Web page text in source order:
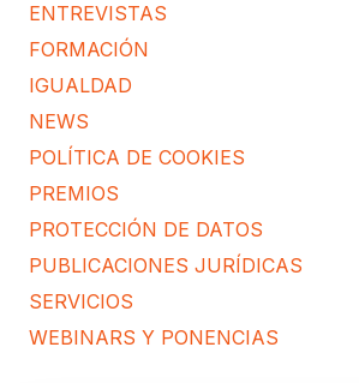
ENTREVISTAS
FORMACIÓN
IGUALDAD
NEWS
POLÍTICA DE COOKIES
PREMIOS
PROTECCIÓN DE DATOS
PUBLICACIONES JURÍDICAS
SERVICIOS
WEBINARS Y PONENCIAS